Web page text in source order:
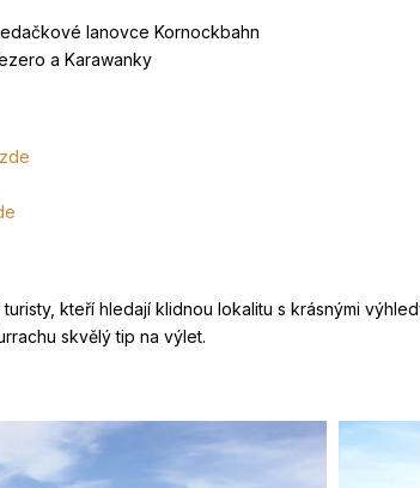
lanovce Kornockbahn
a Karawanky
kteří hledají klidnou lokalitu s krásnými
skvělý tip na výlet.